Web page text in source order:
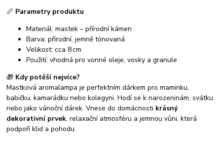
📏 Parametry produktu
Materiál: mastek – přírodní kámen
Barva: přírodní, jemně tónovaná
Velikost: cca 8 cm
Použití: vhodná pro vonné oleje, vosky a granule
🎁 Kdy potěší nejvíce?
Mastková aromalampa je perfektním dárkem pro maminku,
babičku, kamarádku nebo kolegyni. Hodí se k narozeninám, svátku
nebo jako vánoční dárek. Vnese do domácnosti krásný
dekorativní prvek, relaxační atmosféru a jemnou vůni, která
podpoří klid a pohodu.